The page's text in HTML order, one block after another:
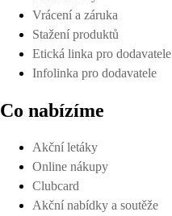
Vrácení a záruka
Stažení produktů
Etická linka pro dodavatele
Infolinka pro dodavatele
Co nabízíme
Akční letáky
Online nákupy
Clubcard
Akční nabídky a soutěže